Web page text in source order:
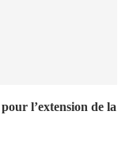
l’extension de la